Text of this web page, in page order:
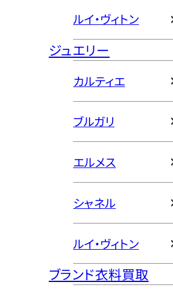
ルイ・ヴィトン
ジュエリー
カルティエ
ブルガリ
エルメス
シャネル
ルイ・ヴィトン
ブランド衣料買取